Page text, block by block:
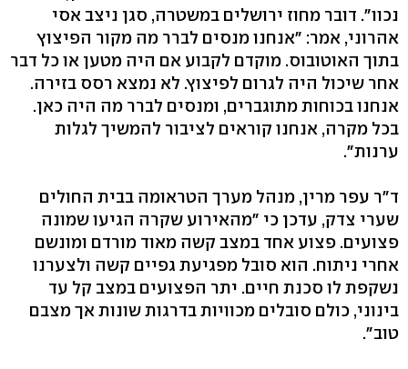
נכוו". דובר מחוז ירושלים במשטרה, סגן ניצב אסי
אהרוני, אמר: "אנחנו מנסים לברר מה מקור הפיצוץ
בתוך האוטובוס. מוקדם לקבוע אם היה מטען או כל דבר
אחר שיכול היה לגרום לפיצוץ. לא נמצא רסס בזירה.
אנחנו בכוחות מתוגברים, ומנסים לברר מה היה כאן.
בכל מקרה, אנחנו קוראים לציבור להמשיך לגלות
ערנות".
ד"ר עפר מרין, מנהל מערך הטראומה בבית החולים
שערי צדק, עדכן כי "מהאירוע שקרה הגיעו שמונה
פצועים. פצוע אחד במצב קשה מאוד מורדם ומונשם
אחרי ניתוח. הוא סובל מפגיעת גפיים קשה ולצערנו
נשקפת לו סכנת חיים. יתר הפצועים במצב קל עד
בינוני, כולם סובלים מכוויות בדרגות שונות אך מצבם
טוב".